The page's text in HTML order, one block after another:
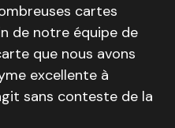
cartes
de notre équipe de
que nous avons
excellente à
sans conteste de la